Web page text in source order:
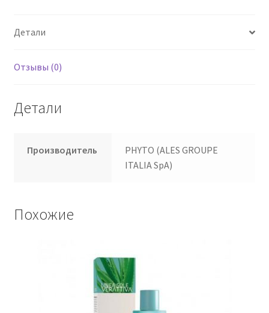
Детали
Отзывы (0)
Детали
Производитель
PHYTO (ALES GROUPE
ITALIA SpA)
Похожие